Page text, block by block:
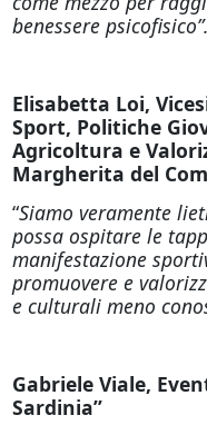
benessere psicofisico”.
Elisabetta Loi,
Sport, Politiche
Agricoltura e
Margherita del
“Siamo veramente
possa ospitare le
manifestazione
promuovere e
e culturali meno
Gabriele Viale,
Sardinia”